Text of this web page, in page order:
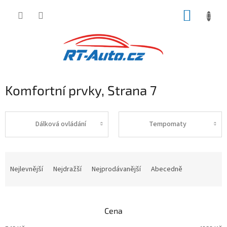
Komfortní prvky, Strana 7
Dálková ovládání Tempomaty
p
Nejlevnější Nejdražší Nejprodávanější Abecedně
Cena